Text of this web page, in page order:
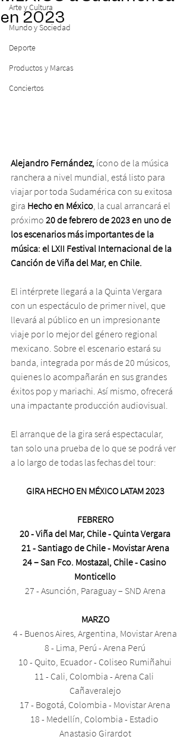
Arte y Cultura
Mundo y Sociedad
Deporte
Productos y Marcas
Conciertos
en 2023
Alejandro Fernández, ícono de la música
ranchera a nivel mundial, está listo para
viajar por toda Sudamérica con su exitosa
gira Hecho en México, la cual arrancará el
próximo 20 de febrero de 2023 en uno de
los escenarios más importantes de la
música: el LXII Festival Internacional de la
Canción de Viña del Mar, en Chile.
El intérprete llegará a la Quinta Vergara
con un espectáculo de primer nivel, que
llevará al público en un impresionante
viaje por lo mejor del género regional
mexicano. Sobre el escenario estará su
banda, integrada por más de 20 músicos,
quienes lo acompañarán en sus grandes
éxitos pop y mariachi. Así mismo, ofrecerá
una impactante producción audiovisual.
El arranque de la gira será espectacular,
tan solo una prueba de lo que se podrá ver
a lo largo de todas las fechas del tour:
GIRA HECHO EN MÉXICO LATAM 2023
FEBRERO
20 - Viña del Mar, Chile - Quinta Vergara
21 - Santiago de Chile - Movistar Arena
24 – San Fco. Mostazal, Chile - Casino
Monticello
27 - Asunción, Paraguay – SND Arena
MARZO
4 - Buenos Aires, Argentina, Movistar Arena
8 - Lima, Perú - Arena Perú
10 - Quito, Ecuador - Coliseo Rumiñahui
11 - Cali, Colombia - Arena Cali
Cañaveralejo
17 - Bogotá, Colombia - Movistar Arena
18 - Medellín, Colombia - Estadio
Anastasio Girardot